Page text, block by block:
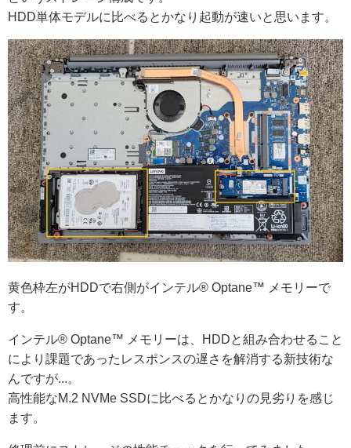
HDD単体モデルに比べるとかなり起動が速いと思います。
黄色枠左がHDDで右側がインテル® Optane™ メモリーで
す。
インテル® Optane™ メモリーは、HDDと組み合わせること
により課題であったレスポンスの遅さを解消する新技術な
んですが...。
高性能なM.2 NVMe SSDに比べるとかなりの見劣りを感じ
ます。